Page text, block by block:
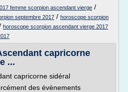
femme scorpion ascendant vierge /
septembre 2017 / horoscope scorpion
horoscope scorpion ascendant vierge 2017
capricorne
...
capricorne sidéral
des évènements